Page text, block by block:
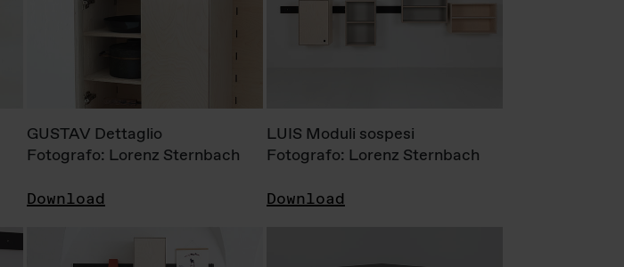
GUSTAV Dettaglio
Fotografo: Lorenz Sternbach
Download
LUIS Moduli sospesi
Fotografo: Lorenz Sternbach
Download